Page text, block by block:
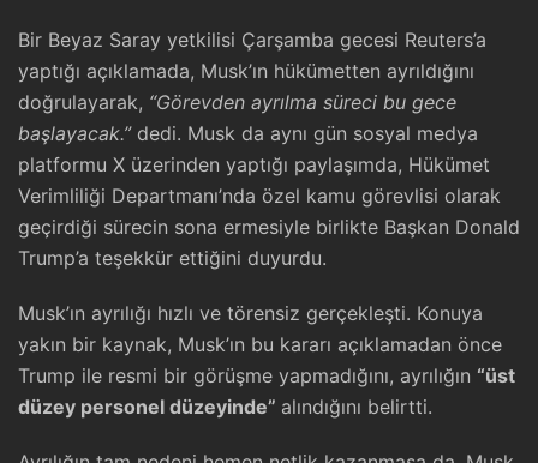
Bir Beyaz Saray yetkilisi Çarşamba gecesi Reuters’a
yaptığı açıklamada, Musk’ın hükümetten ayrıldığını
doğrulayarak, “Görevden ayrılma süreci bu gece
başlayacak.”dedi. Musk da aynı gün sosyal medya
platformu X üzerinden yaptığı paylaşımda, Hükümet
Verimliliği Departmanı’nda özel kamu görevlisi olarak
geçirdiği sürecin sona ermesiyle birlikte Başkan Donald
Trump’a teşekkür ettiğini duyurdu.
Musk’ın ayrılığı hızlı ve törensiz gerçekleşti. Konuya
yakın bir kaynak, Musk’ın bu kararı açıklamadan önce
Trump ile resmi bir görüşme yapmadığını, ayrılığın “üst
düzey personel düzeyinde” alındığını belirtti.